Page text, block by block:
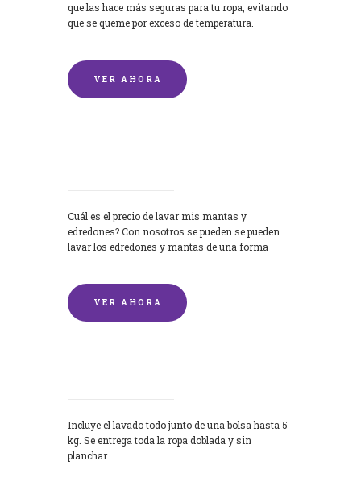
que las hace más seguras para tu ropa, evitando
que se queme por exceso de temperatura.
VER AHORA
Cuál es el precio de lavar mis mantas y
edredones? Con nosotros se pueden se pueden
lavar los edredones y mantas de una forma
VER AHORA
Incluye el lavado todo junto de una bolsa hasta 5
kg. Se entrega toda la ropa doblada y sin
planchar.